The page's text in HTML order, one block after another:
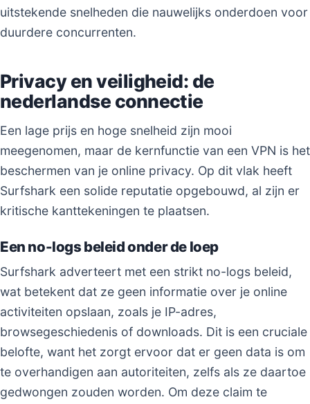
uitstekende snelheden die nauwelijks onderdoen voor
duurdere concurrenten.
Privacy en veiligheid: de
nederlandse connectie
Een lage prijs en hoge snelheid zijn mooi
meegenomen, maar de kernfunctie van een VPN is het
beschermen van je online privacy. Op dit vlak heeft
Surfshark een solide reputatie opgebouwd, al zijn er
kritische kanttekeningen te plaatsen.
Een no-logs beleid onder de loep
Surfshark adverteert met een strikt no-logs beleid,
wat betekent dat ze geen informatie over je online
activiteiten opslaan, zoals je IP-adres,
browsegeschiedenis of downloads. Dit is een cruciale
belofte, want het zorgt ervoor dat er geen data is om
te overhandigen aan autoriteiten, zelfs als ze daartoe
gedwongen zouden worden. Om deze claim te